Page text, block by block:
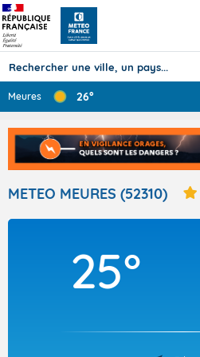
TOUS LES
Meures 26°
METEO MEURES (52310)
25°